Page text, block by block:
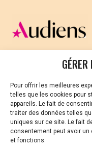
Pour offrir les meilleures
telles que les cookies pour
appareils. Le fait de
traiter des données telles
uniques sur ce site. Le fait
consentement peut avoir
et fonctions.
CELLULE D’ÉCOUTE
Vous avez été témoin
vous êtes référent·es
ou d’informations ?
01 87 20 30 90